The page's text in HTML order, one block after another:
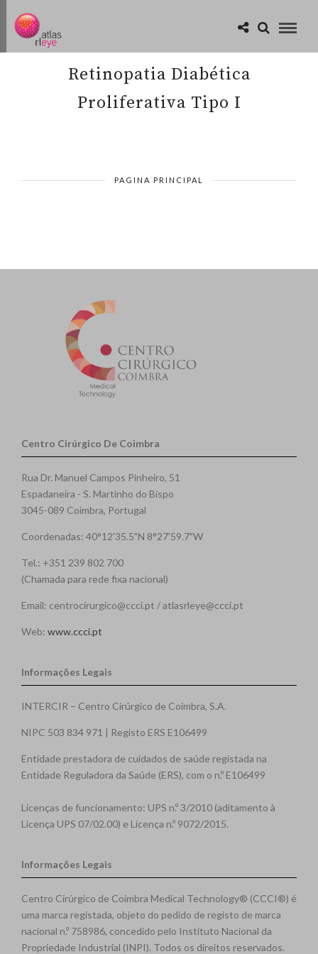
Retinopatia Diabética
Proliferativa Tipo I
PAGINA PRINCIPAL
Centro Cirúrgico De Coimbra
Rua Dr. Manuel Campos Pinheiro, 51
Espadaneira - S. Martinho do Bispo
3045-089 Coimbra, Portugal
Coordenadas: 40°12'35.5"N 8°27'59.7"W
Tel.: +351 239 802 700
(Chamada para rede fixa nacional)
Email: centrocirurgico@ccci.pt / atlasrleye@ccci.pt
Web: www.ccci.pt
Informações Legais
INTERCIR – Centro Cirúrgico de Coimbra, S.A.
NIPC 503 834 971 | Registo ERS E106499
Entidade prestadora de cuidados de saúde registada na
Entidade Reguladora da Saúde (ERS), com o n.º E106499
Licenças de funcionamento: UPS n.º 3/2010 (aditamento à
Licença UPS 07/02.00) e Licença n.º 9072/2015.
Informações Legais
Centro Cirúrgico de Coimbra Medical Technology® (CCCI®) é
uma marca registada, objeto do pedido de registo de marca
nacional n.º 758986, concedido pelo Instituto Nacional da
Propriedade Industrial (INPI). Todos os direitos reservados.